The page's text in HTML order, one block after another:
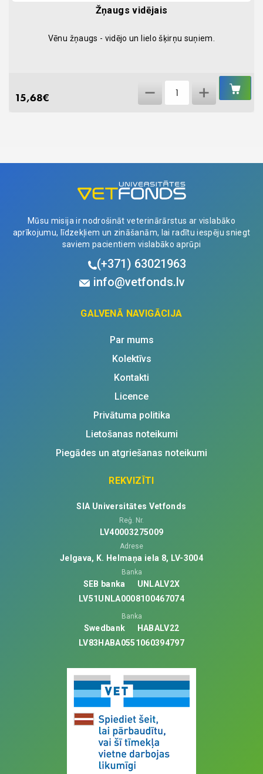
Žņaugs vidējais
Vēnu žņaugs - vidējo un lielo šķirņu suņiem.
15,68€
vidējais
Mūsu misija ir nodrošināt veterinārārstus ar vislabāko
aprīkojumu, līdzekļiem un zināšanām, lai radītu iespēju sniegt
saviem pacientiem vislabāko aprūpi
(+371) 63021963
info@vetfonds.lv
GALVENĀ NAVIGĀCIJA
Par mums
Kolektīvs
Kontakti
Licence
Privātuma politika
Lietošanas noteikumi
Piegādes un atgriešanas noteikumi
REKVIZĪTI
SIA Universitātes Vetfonds
Reģ. Nr.
LV40003275009
Adrese
Jelgava, K. Helmaņa iela 8, LV-3004
Banka
SEB banka
UNLALV2X
LV51UNLA0008100467074
Banka
Swedbank
HABALV22
LV83HABA0551060394797